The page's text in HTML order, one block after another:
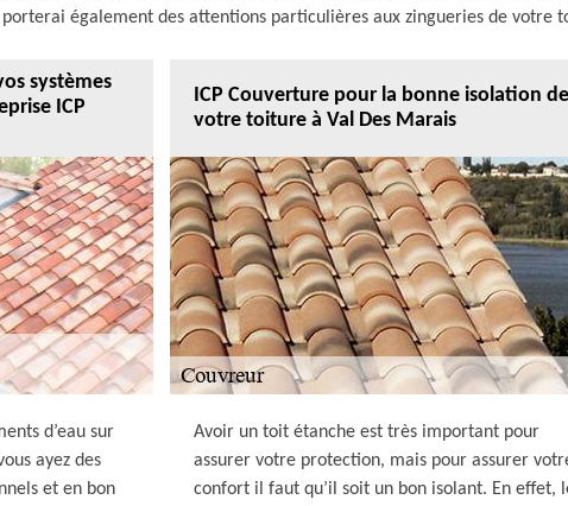
également des attentions particulières aux zingueries de votre
systèmes
ICP
d’eau sur
ayez des
et en bon
ICP Couverture pour la bonne isolation de
votre toiture à Val Des Marais
Avoir un toit étanche est très important pour
assurer votre protection, mais pour assurer
confort il faut qu’il soit un bon isolant. En effet,